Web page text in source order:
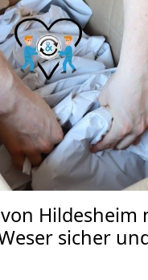
Hildesheim
sicher